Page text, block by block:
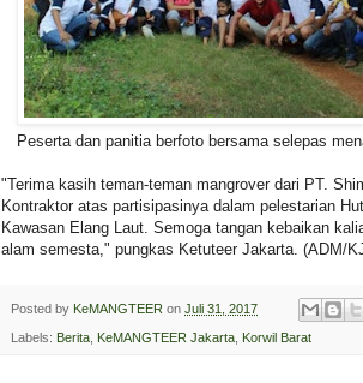
Peserta dan panitia berfoto bersama selepas
"Terima kasih teman-teman mangrover dari PT.
Kontraktor atas partisipasinya dalam pelestarian
Kawasan Elang Laut. Semoga tangan kebaikan
alam semesta," pungkas Ketuteer Jakarta. (ADM/
Posted by KeMANGTEER on Juli 31, 2017
Labels: Berita KeMANGTEER Jakarta Korwil Barat